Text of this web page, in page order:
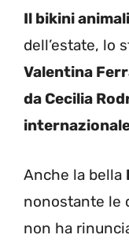
Il bikini
dell’estate, lo
Valentina
da Cecilia
Anche la bella
nonostante le
non ha